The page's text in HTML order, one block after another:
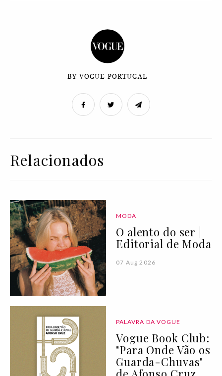
BY VOGUE PORTUGAL
Relacionados
MODA
O alento do ser |
Editorial de Moda
07 Aug 2026
PALAVRA DA VOGUE
Vogue Book Club:
"Para Onde Vão os
Guarda-Chuvas"